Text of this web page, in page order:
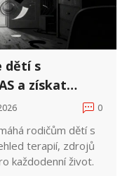
dětí s
a získat
0
rodičům dětí s
terapií, zdrojů
každodenní život.